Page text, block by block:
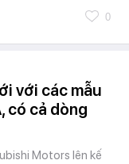
0
với các mẫu
có cả dòng
Motors lên kế